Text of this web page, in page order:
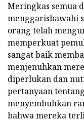
Meringkas semua
menggarisbawahi
orang telah
memperkuat
sangat baik
menjenuhkan
diperlukan dan
pertanyaan
menyembuhkan
bahwa mereka